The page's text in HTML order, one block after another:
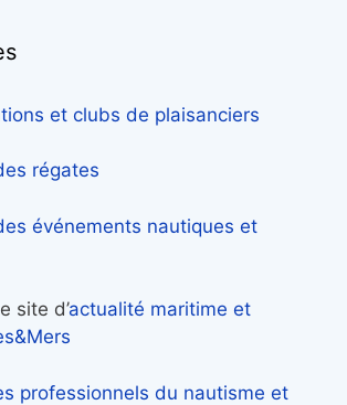
et clubs de plaisanciers
régates
événements nautiques et
site d’actualité maritime et
professionnels du nautisme et